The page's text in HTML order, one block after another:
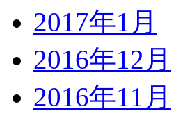
2017年1月
2016年12月
2016年11月